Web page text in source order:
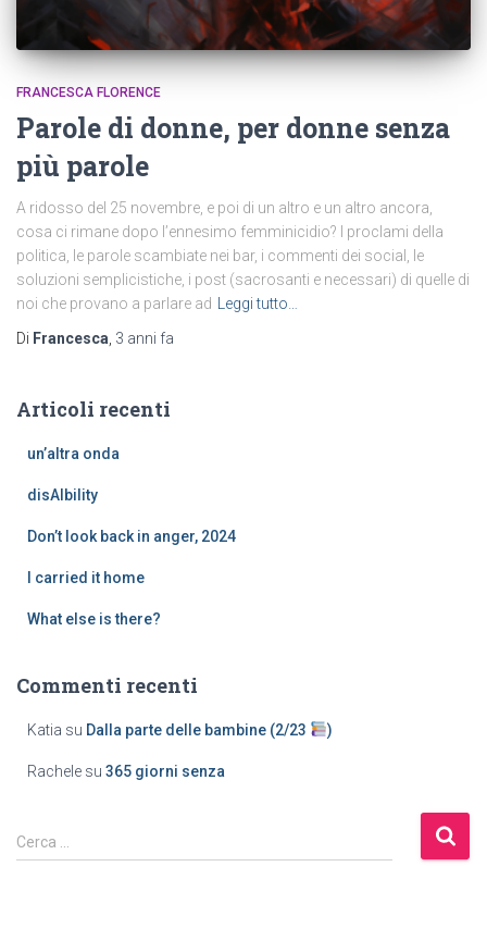
FRANCESCA FLORENCE
Parole di donne, per donne senza
più parole
A ridosso del 25 novembre, e poi di un altro e un altro ancora,
cosa ci rimane dopo l’ennesimo femminicidio? I proclami della
politica, le parole scambiate nei bar, i commenti dei social, le
soluzioni semplicistiche, i post (sacrosanti e necessari) di quelle di
noi che provano a parlare ad
Leggi tutto…
Di Francesca 3 anni fa
Articoli recenti
un’altra onda
disAIbility
Don’t look back in anger, 2024
I carried it home
What else is there?
Commenti recenti
Katia su Dalla parte delle bambine (2/23 )
Rachele su 365 giorni senza
Cerca …